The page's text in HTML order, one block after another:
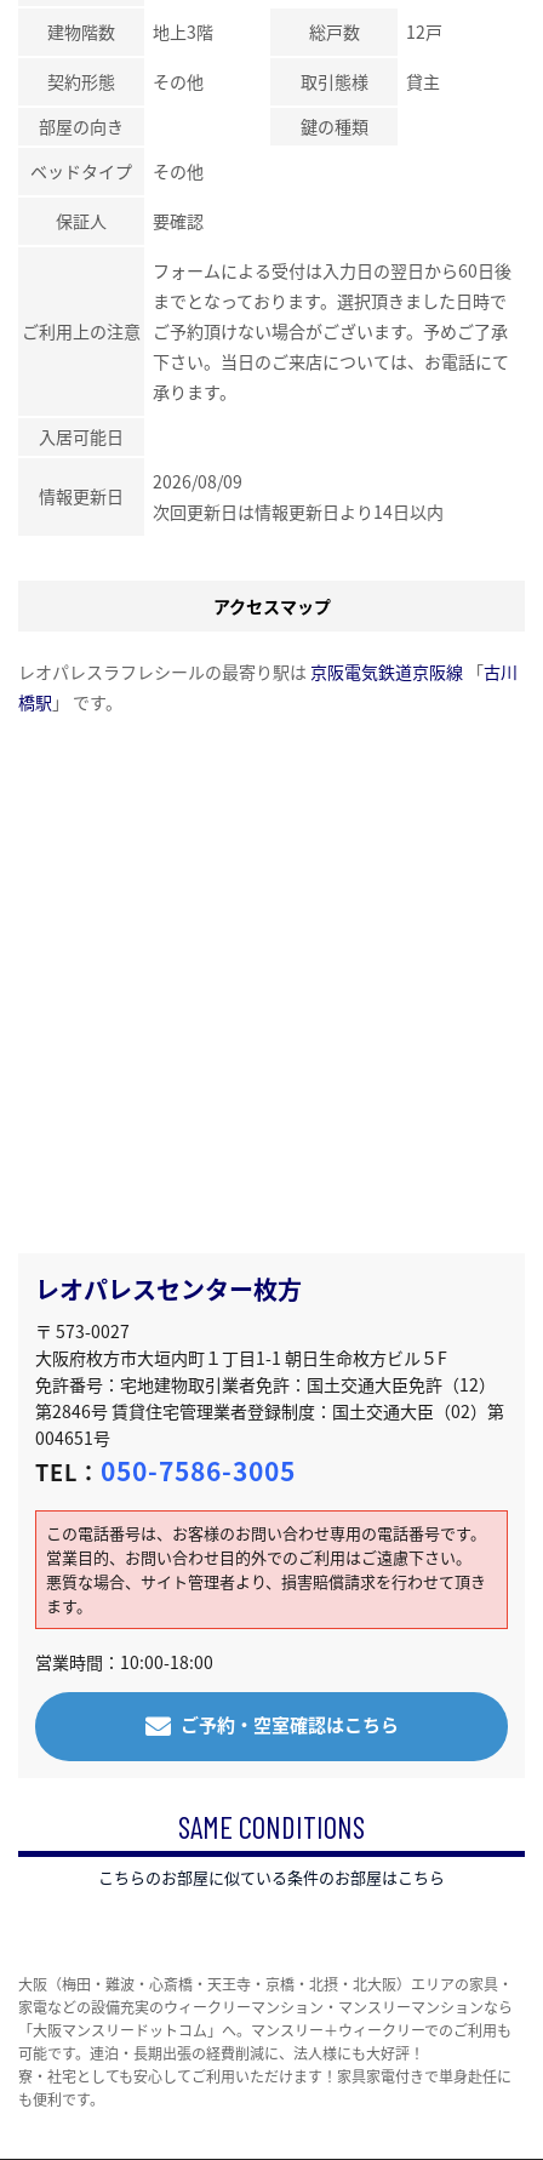
建物階数
地上3階 総戸数 12戸
契約形態 その他 取引態様
貸主
部屋の向き
鍵の種類
ベッドタイプ
その他
保証人 要確認
ご利用上の注意
フォームによる受付は入力日の翌日から60日後
までとなっております。選択頂きました日時で
ご予約頂けない場合がございます。予めご了承
下さい。当日のご来店については、お電話にて
承ります。
入居可能日
情報更新日
2026/08/09
次回更新日は情報更新日より14日以内
アクセスマップ
レオパレスラフレシールの最寄り駅は 京阪電気鉄道京阪線 「古川
橋駅 」 です。
レオパレスセンター枚方
〒 573-0027
大阪府枚方市大垣内町１丁目1-1 朝日生命枚方ビル５F
免許番号：宅地建物取引業者免許：国土交通大臣免許（12）
第2846号 賃貸住宅管理業者登録制度：国土交通大臣（02）第
004651号
TEL： 050-7586-3005
この電話番号は、お客様のお問い合わせ専用の電話番号です。
営業目的、お問い合わせ目的外でのご利用はご遠慮下さい。
悪質な場合、サイト管理者より、損害賠償請求を行わせて頂き
ます。
営業時間：10:00-18:00
ご予約・空室確認はこちら
SAME CONDITIONS
こちらのお部屋に似ている条件のお部屋はこちら
大阪（梅田・難波・心斎橋・天王寺・京橋・北摂・北大阪）エリアの家具・
家電などの設備充実のウィークリーマンション・マンスリーマンションなら
「大阪マンスリードットコム」へ。マンスリー＋ウィークリーでのご利用も
可能です。連泊・長期出張の経費削減に、法人様にも大好評！
寮・社宅としても安心してご利用いただけます！家具家電付きで単身赴任に
も便利です。